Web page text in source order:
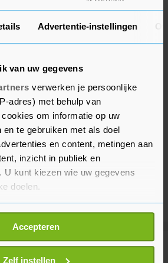
Advertentie-instellingen
van uw gegevens
verwerken je persoonlijke
adres) met behulp van
om informatie op uw
en te gebruiken met als doel
en content, metingen aan
inzicht in publiek en
U kunt kiezen wie uw gegevens
doelen.
we ook graag:
over uw geografische
paar meter nauwkeurig kan zijn
identificeren door het actief te
Accepteren
Zelf instellen